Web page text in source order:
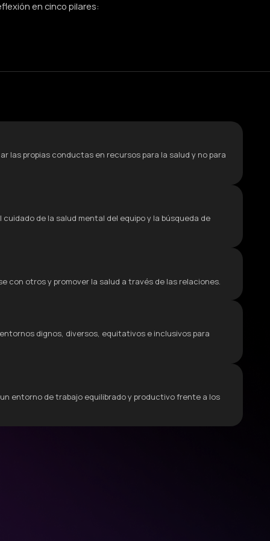
en cinco pilares:
las propias conductas en recursos para la salud y no para
cuidado de la salud mental del equipo y la búsqueda de
con otros y promover la salud a través de las relaciones.
dignos, diversos, equitativos e inclusivos para
entorno de trabajo equilibrado y productivo frente a los